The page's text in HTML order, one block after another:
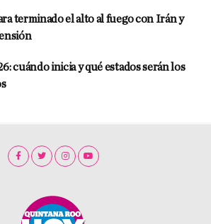
terminado el alto al fuego con Irán y
cuándo inicia y qué estados serán los